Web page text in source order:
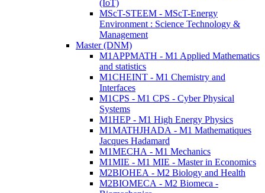
(IoT)
MScT-STEEM - MScT-Energy
Environment : Science Technology &
Management
Master (DNM)
M1APPMATH - M1 Applied Mathematics
and statistics
M1CHEINT - M1 Chemistry and
Interfaces
M1CPS - M1 CPS - Cyber Physical
Systems
M1HEP - M1 High Energy Physics
M1MATHJHADA - M1 Mathematiques
Jacques Hadamard
M1MECHA - M1 Mechanics
M1MIE - M1 MIE - Master in Economics
M2BIOHEA - M2 Biology and Health
M2BIOMECA - M2 Biomeca -